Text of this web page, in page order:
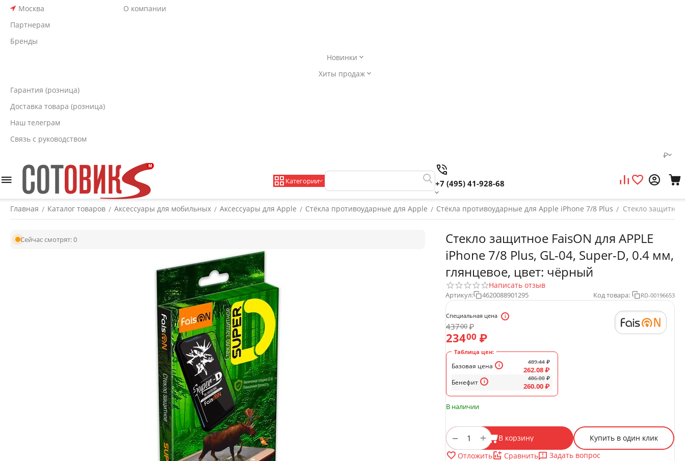
Москва
О компании
Партнерам
Бренды
Новинки
Хиты продаж
Гарантия (розница)
Доставка товара (розница)
Наш телеграм
Связь с руководством
₽
Категории +7 (495) 41-928-68
Главная / Каталог товаров / Аксессуары для мобильных / Аксессуары для Apple / Стёкла противоударные для Apple / Стёкла противоударные для Apple iPhone 7/8 Plus / Стекло
Сейчас смотрят:0
Стекло защитное FaisON для APPLE
iPhone 7/8 Plus, GL-04, Super-D, 0.4 мм,
глянцевое, цвет: чёрный
Написать отзыв
Артикул: 4620088901295 Код товара: RD-00196653
Специальная цена
43700₽
23400 ₽
Таблица цен:
Базовая цена
Бенефит
489.44 ₽
262.08₽
486.00 ₽
260.00₽
В наличии
+
− В корзину
Купить в один клик
Отложить
Сравнить Задать вопрос